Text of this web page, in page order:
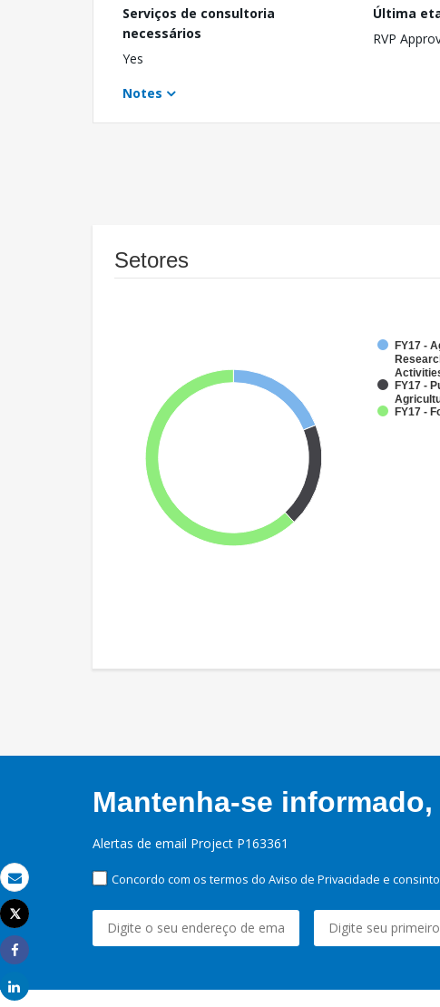
Email
Imprimir
Tweet
Share
Share
Serviços de consultoria
necessários
Yes
Última
RVP
Notes
Setores
FY17 -
FY17 -
FY17 -
Mantenha-se
Alertas de email Project P163361
Concordo com os termos do Aviso de Privacidade e